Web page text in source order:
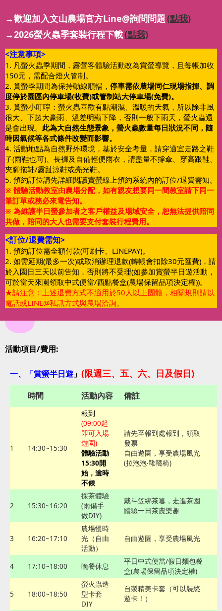
→歡迎加入文山農場官方Line@詢問問題(點我)
→2026螢火蟲季套裝行程下載(點我)
<注意事項>
1. 凡螢火蟲季期間，露營客體驗活動改為賞螢導覽，且每帳加收
150元，需配合燈火管制。
2. 賞螢季期間為保持動線順暢， 停車需依農場同仁現場指揮、調
度停於園區內停車場(收費)或管制站大停車場(免費)。
3. 賞螢小叮嚀：螢火蟲喜歡有點潮濕、溫暖的天氣，所以除非風
很大、下超大豪雨、溫差明顯下降，否則一般下雨天，螢火蟲還
是會出現。 此為大自然生態景象，螢火蟲數量每日狀況不同，隨
時因氣候等各式條件改變而影響。
4. 活動地點為自然野外環境，基於安全考量，請穿適宜走路之鞋
子(雨鞋也可)、長褲及自備輕便雨衣，請盡量不撐傘、穿高跟鞋、
夾腳拖鞋/露趾涼鞋或亮光鞋。
5. 預約訂位請先詳細閱讀賞螢線上預約系統內的訂位/退費需知。
※ 體驗活動教室由農場分配，如有親友想要同一間教室請下同一
筆訂單或務必來電告知。
※ 為維護半日螢參加者之客戶權益及場域安全，恕無法提供陪同
共做，陪同的大人也需要支付套裝行程費用。
<訂位/退費需知>
1. 預約訂位需全額付款(可刷卡、LINEPAY)。
2. 如需延期(最多一次)或取消辦理退款(轉帳會扣除30元匯費)，請
於入園日三天以前告知，否則將不受理(如參加賞螢半日遊活動，
可於當天來園領取中式便當/西點餐盒(農場保留品項決定權))。
★請注意：上述退費方式不適用於50人以上團體，相關規則請以
電話或LINE@私訊方式與農場洽詢。
活動項目/費用:
一、「賞螢半日遊 」 (限週三、五、六、日及假日)
時間 活動內容 備註
1 14:30~15:30
報到
(09:00起
即可入場
遊園)
體驗活動
15:30開
始，逾時
不候
請先至報到處報到，領取
發票
自由遊園，享受農場風光
(拉泡泡‧鞦韆椅)
2 15:30~16:20
採茶體驗
(雨備手
做DIY)
戴斗笠綁茶簍，走進茶園
體驗一日茶農樂趣
3 16:20~17:10
農場慢時
光（自由
活動）
自由遊園，享受農場風光
4 17:10~18:00 晚餐休息
平日中式便當/假日麵包餐
盒(農場保留品項決定權)
5 18:00~18:50
螢火蟲造
型卡套
DIY
自製精美卡套（可以裝悠
遊卡！）